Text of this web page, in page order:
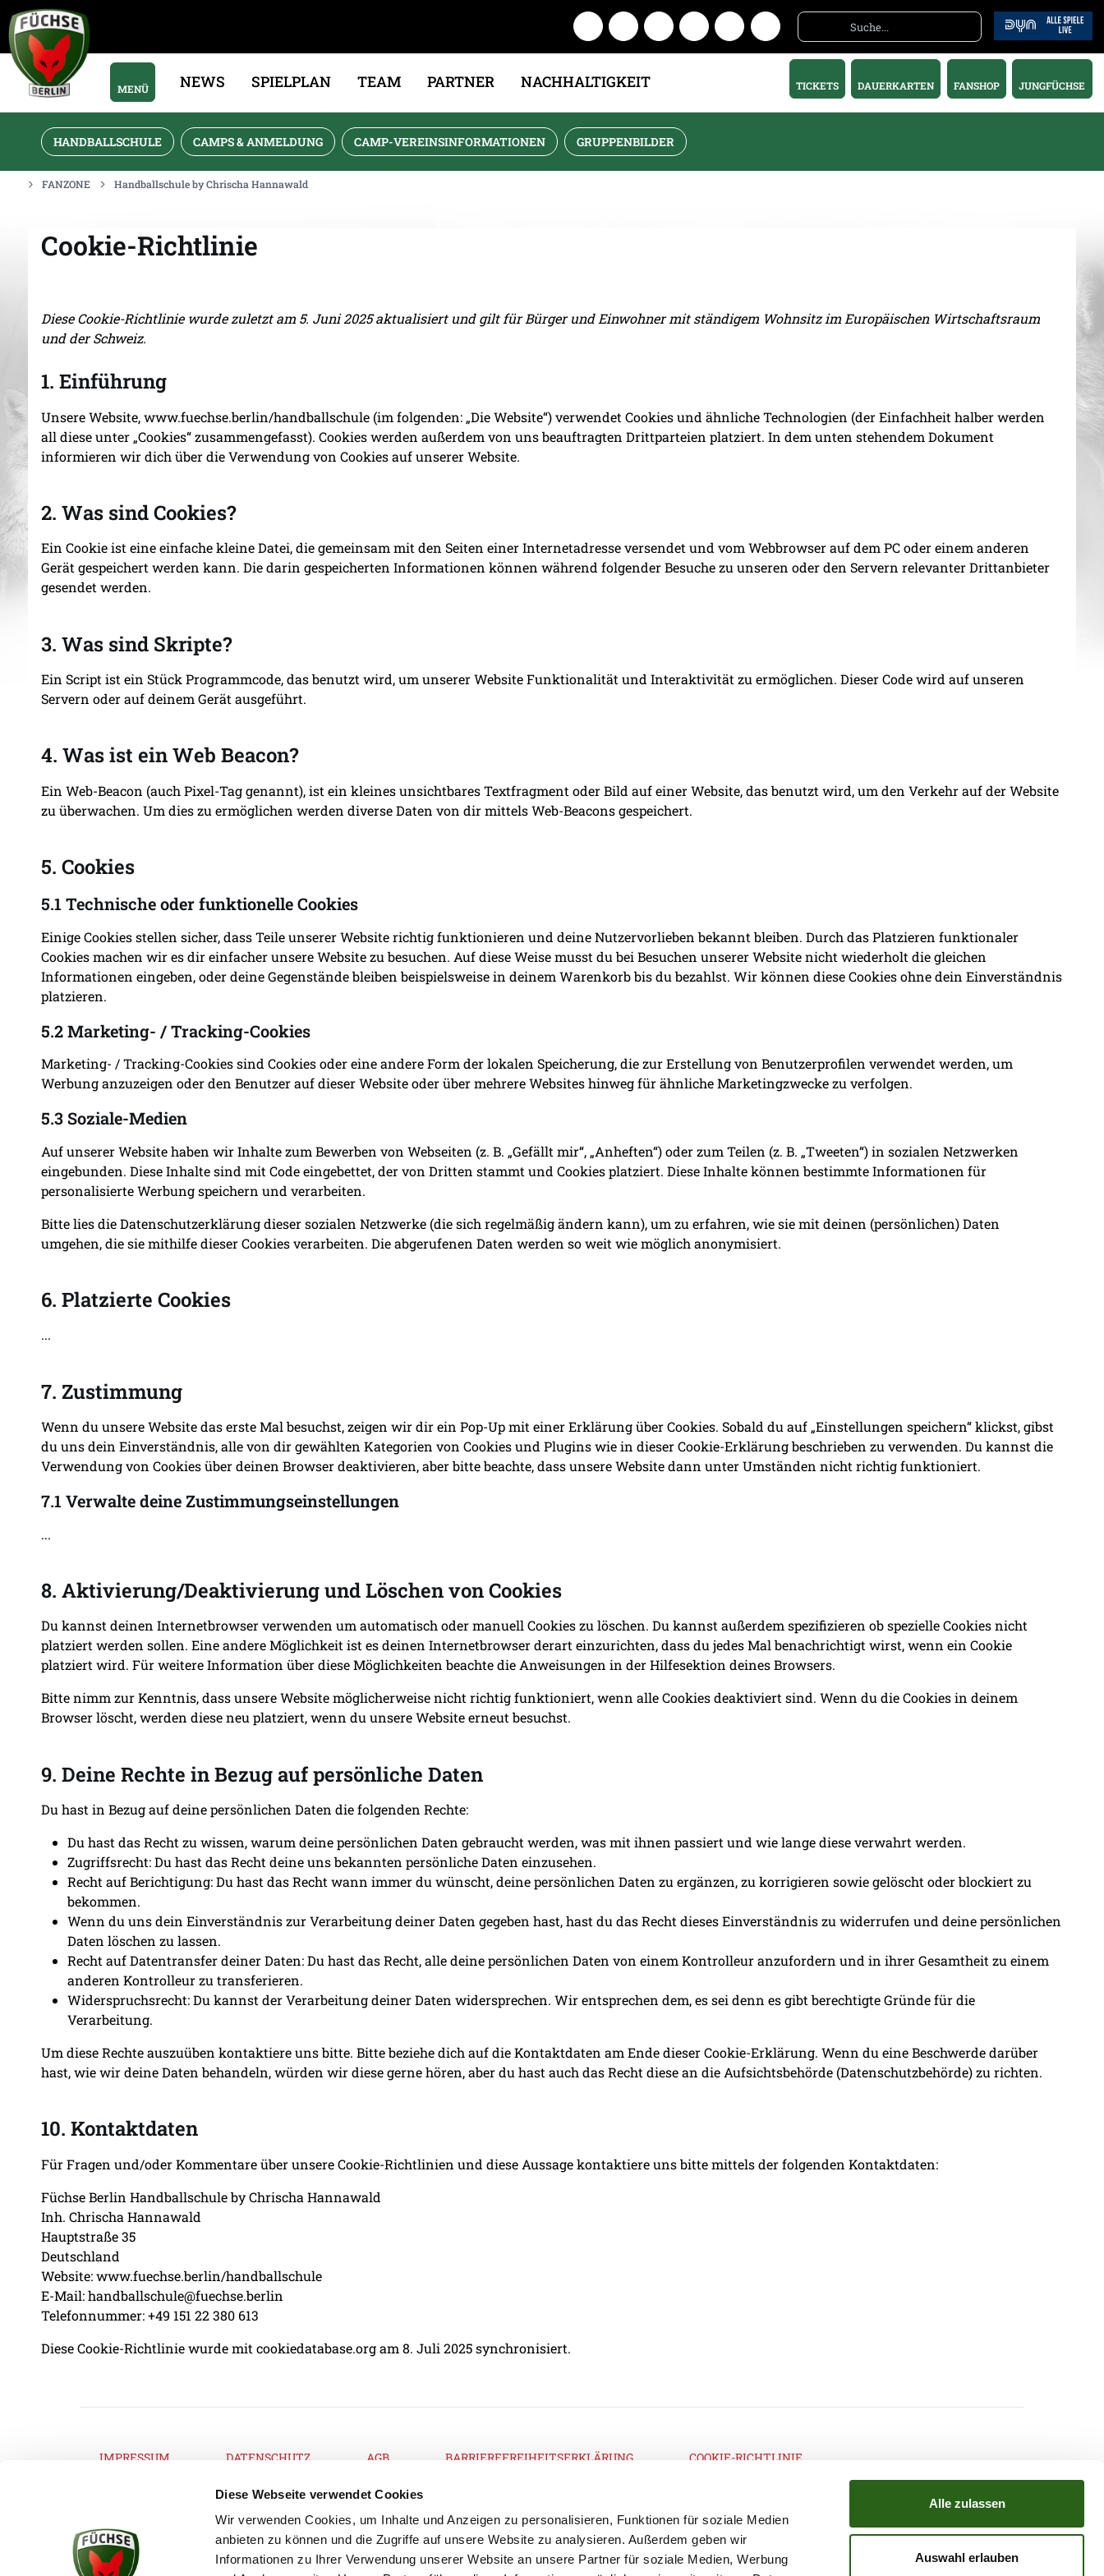
Diese Webseite verwendet Cookies
Wir verwenden Cookies, um Inhalte und Anzeigen zu personalisieren, Funktionen für soziale Medien
anbieten zu können und die Zugriffe auf unsere Website zu analysieren. Außerdem geben wir
Informationen zu Ihrer Verwendung unserer Website an unsere Partner für soziale Medien, Werbung
Alle zulassen
Auswahl erlauben
MENÜ NEWS SPIELPLAN TEAM PARTNER NACHHALTIGKEIT TICKETS DAUERKARTEN FANSHOP JUNGFÜCHSE
HANDBALLSCHULE CAMPS & ANMELDUNG CAMP-VEREINSINFORMATIONEN GRUPPENBILDER
FANZONE Handballschule by Chrischa Hannawald
Cookie-Richtlinie
Diese Cookie-Richtlinie wurde zuletzt am 5. Juni 2025 aktualisiert und gilt für Bürger und Einwohner mit ständigem Wohnsitz im Europäischen Wirtschaftsraum
und der Schweiz.
1. Einführung
Unsere Website, www.fuechse.berlin/handballschule (im folgenden: „Die Website“) verwendet Cookies und ähnliche Technologien (der Einfachheit halber werden
all diese unter „Cookies“ zusammengefasst). Cookies werden außerdem von uns beauftragten Drittparteien platziert. In dem unten stehendem Dokument
informieren wir dich über die Verwendung von Cookies auf unserer Website.
2. Was sind Cookies?
Ein Cookie ist eine einfache kleine Datei, die gemeinsam mit den Seiten einer Internetadresse versendet und vom Webbrowser auf dem PC oder einem anderen
Gerät gespeichert werden kann. Die darin gespeicherten Informationen können während folgender Besuche zu unseren oder den Servern relevanter Drittanbieter
gesendet werden.
3. Was sind Skripte?
Ein Script ist ein Stück Programmcode, das benutzt wird, um unserer Website Funktionalität und Interaktivität zu ermöglichen. Dieser Code wird auf unseren
Servern oder auf deinem Gerät ausgeführt.
4. Was ist ein Web Beacon?
Ein Web-Beacon (auch Pixel-Tag genannt), ist ein kleines unsichtbares Textfragment oder Bild auf einer Website, das benutzt wird, um den Verkehr auf der Website
zu überwachen. Um dies zu ermöglichen werden diverse Daten von dir mittels Web-Beacons gespeichert.
5. Cookies
5.1 Technische oder funktionelle Cookies
Einige Cookies stellen sicher, dass Teile unserer Website richtig funktionieren und deine Nutzervorlieben bekannt bleiben. Durch das Platzieren funktionaler
Cookies machen wir es dir einfacher unsere Website zu besuchen. Auf diese Weise musst du bei Besuchen unserer Website nicht wiederholt die gleichen
Informationen eingeben, oder deine Gegenstände bleiben beispielsweise in deinem Warenkorb bis du bezahlst. Wir können diese Cookies ohne dein Einverständnis
platzieren.
5.2 Marketing- / Tracking-Cookies
Marketing- / Tracking-Cookies sind Cookies oder eine andere Form der lokalen Speicherung, die zur Erstellung von Benutzerprofilen verwendet werden, um
Werbung anzuzeigen oder den Benutzer auf dieser Website oder über mehrere Websites hinweg für ähnliche Marketingzwecke zu verfolgen.
5.3 Soziale-Medien
Auf unserer Website haben wir Inhalte zum Bewerben von Webseiten (z. B. „Gefällt mir“, „Anheften“) oder zum Teilen (z. B. „Tweeten“) in sozialen Netzwerken
eingebunden. Diese Inhalte sind mit Code eingebettet, der von Dritten stammt und Cookies platziert. Diese Inhalte können bestimmte Informationen für
personalisierte Werbung speichern und verarbeiten.
Bitte lies die Datenschutzerklärung dieser sozialen Netzwerke (die sich regelmäßig ändern kann), um zu erfahren, wie sie mit deinen (persönlichen) Daten
umgehen, die sie mithilfe dieser Cookies verarbeiten. Die abgerufenen Daten werden so weit wie möglich anonymisiert.
6. Platzierte Cookies
...
7. Zustimmung
Wenn du unsere Website das erste Mal besuchst, zeigen wir dir ein Pop-Up mit einer Erklärung über Cookies. Sobald du auf „Einstellungen speichern“ klickst, gibst
du uns dein Einverständnis, alle von dir gewählten Kategorien von Cookies und Plugins wie in dieser Cookie-Erklärung beschrieben zu verwenden. Du kannst die
Verwendung von Cookies über deinen Browser deaktivieren, aber bitte beachte, dass unsere Website dann unter Umständen nicht richtig funktioniert.
7.1 Verwalte deine Zustimmungseinstellungen
...
8. Aktivierung/Deaktivierung und Löschen von Cookies
Du kannst deinen Internetbrowser verwenden um automatisch oder manuell Cookies zu löschen. Du kannst außerdem spezifizieren ob spezielle Cookies nicht
platziert werden sollen. Eine andere Möglichkeit ist es deinen Internetbrowser derart einzurichten, dass du jedes Mal benachrichtigt wirst, wenn ein Cookie
platziert wird. Für weitere Information über diese Möglichkeiten beachte die Anweisungen in der Hilfesektion deines Browsers.
Bitte nimm zur Kenntnis, dass unsere Website möglicherweise nicht richtig funktioniert, wenn alle Cookies deaktiviert sind. Wenn du die Cookies in deinem
Browser löscht, werden diese neu platziert, wenn du unsere Website erneut besuchst.
9. Deine Rechte in Bezug auf persönliche Daten
Du hast in Bezug auf deine persönlichen Daten die folgenden Rechte:
Du hast das Recht zu wissen, warum deine persönlichen Daten gebraucht werden, was mit ihnen passiert und wie lange diese verwahrt werden.
Zugriffsrecht: Du hast das Recht deine uns bekannten persönliche Daten einzusehen.
Recht auf Berichtigung: Du hast das Recht wann immer du wünscht, deine persönlichen Daten zu ergänzen, zu korrigieren sowie gelöscht oder blockiert zu
bekommen.
Wenn du uns dein Einverständnis zur Verarbeitung deiner Daten gegeben hast, hast du das Recht dieses Einverständnis zu widerrufen und deine persönlichen
Daten löschen zu lassen.
Recht auf Datentransfer deiner Daten: Du hast das Recht, alle deine persönlichen Daten von einem Kontrolleur anzufordern und in ihrer Gesamtheit zu einem
anderen Kontrolleur zu transferieren.
Widerspruchsrecht: Du kannst der Verarbeitung deiner Daten widersprechen. Wir entsprechen dem, es sei denn es gibt berechtigte Gründe für die
Verarbeitung.
Um diese Rechte auszuüben kontaktiere uns bitte. Bitte beziehe dich auf die Kontaktdaten am Ende dieser Cookie-Erklärung. Wenn du eine Beschwerde darüber
hast, wie wir deine Daten behandeln, würden wir diese gerne hören, aber du hast auch das Recht diese an die Aufsichtsbehörde (Datenschutzbehörde) zu richten.
10. Kontaktdaten
Für Fragen und/oder Kommentare über unsere Cookie-Richtlinien und diese Aussage kontaktiere uns bitte mittels der folgenden Kontaktdaten:
Füchse Berlin Handballschule by Chrischa Hannawald
Inh. Chrischa Hannawald
Hauptstraße 35
Deutschland
Website: www.fuechse.berlin/handballschule
E-Mail: handballschule@fuechse.berlin
Telefonnummer: +49 151 22 380 613
Diese Cookie-Richtlinie wurde mit cookiedatabase.org am 8. Juli 2025 synchronisiert.
IMPRESSUM DATENSCHUTZ AGB BARRIEREFREIHEITSERKLÄRUNG COOKIE-RICHTLINIE
KONTAKT IMPRESSUM DATENSCHUTZ ATGB